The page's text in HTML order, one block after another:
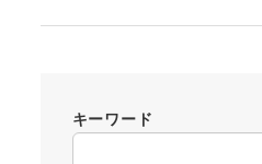
キーワード